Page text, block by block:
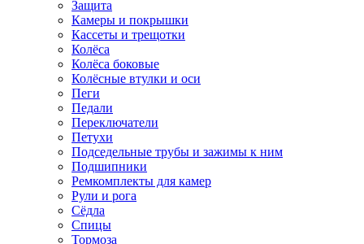
Защита
Камеры и покрышки
Кассеты и трещотки
Колёса
Колёса боковые
Колёсные втулки и оси
Пеги
Педали
Переключатели
Петухи
Подседельные трубы и зажимы к ним
Подшипники
Ремкомплекты для камер
Рули и рога
Сёдла
Спицы
Тормоза